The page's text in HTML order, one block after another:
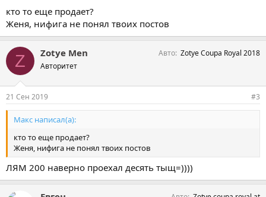
кто то еще продает?
Женя, нифига не понял твоих постов
Z Zotye Men
Авторитет
Авто Zotye Coupa Royal 2018
21 Сен 2019 #3
Макс написал(а):
кто то еще продает?
Женя, нифига не понял твоих постов
ЛЯМ 200 наверно проехал десять тыщ=))))